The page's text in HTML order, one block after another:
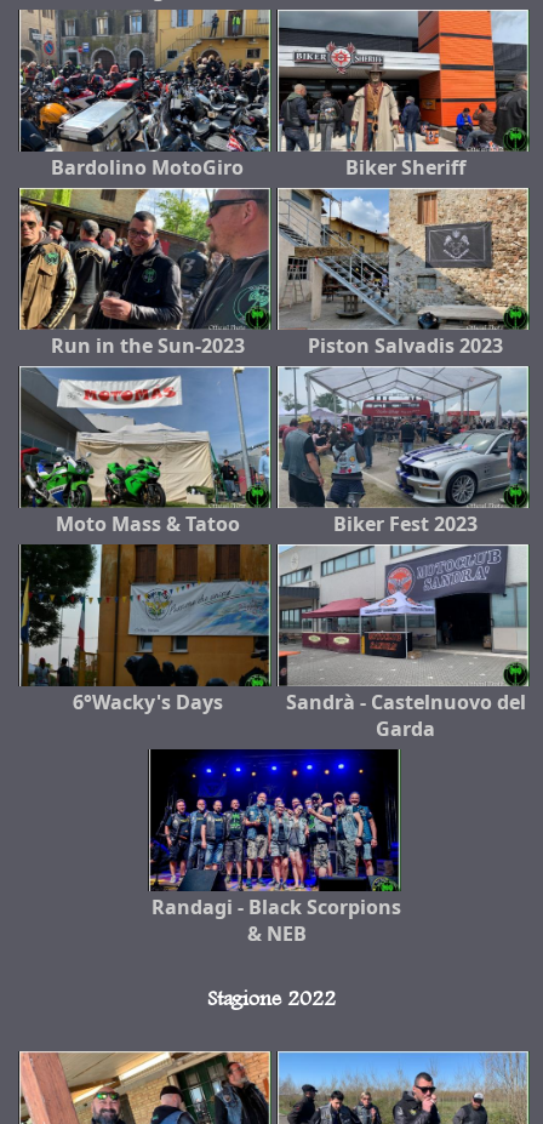
Bardolino MotoGiro Biker Sheriff
Run in the Sun-2023 Piston Salvadis 2023
Moto Mass & Tatoo Biker Fest 2023
6°Wacky's Days
Sandrà - Castelnuovo del
Garda
Randagi - Black Scorpions
& NEB
Stagione 2022